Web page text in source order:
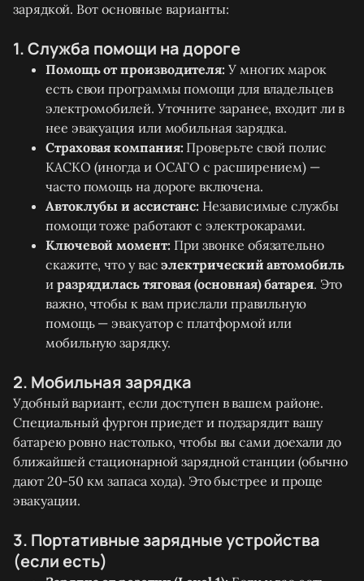
зарядкой. Вот основные варианты:
1. Служба помощи на дороге
Помощь от производителя: У многих марок
есть свои программы помощи для владельцев
электромобилей. Уточните заранее, входит ли в
нее эвакуация или мобильная зарядка.
Страховая компания: Проверьте свой полис
КАСКО (иногда и ОСАГО с расширением) —
часто помощь на дороге включена.
Автоклубы и ассистанс: Независимые службы
помощи тоже работают с электрокарами.
Ключевой момент: При звонке обязательно
скажите, что у васэлектрический автомобиль
и разрядилась тяговая (основная) батарея. Это
важно, чтобы к вам прислали правильную
помощь — эвакуатор с платформой или
мобильную зарядку.
2. Мобильная зарядка
Удобный вариант, если доступен в вашем районе.
Специальный фургон приедет и подзарядит вашу
батарею ровно настолько, чтобы вы сами доехали до
ближайшей стационарной зарядной станции (обычно
дают 20-50 км запаса хода). Это быстрее и проще
эвакуации.
3. Портативные зарядные устройства
(если есть)